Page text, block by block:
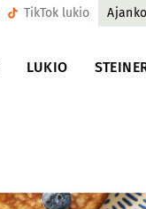
TikTok lukio
LUKIO